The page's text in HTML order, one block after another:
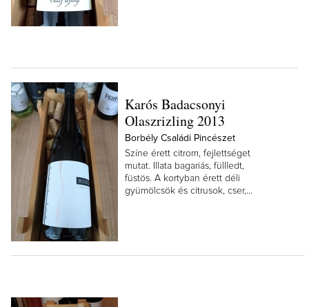
Karós Badacsonyi
Olaszrizling 2013
Borbély Családi Pincészet
Színe érett citrom, fejlettséget
mutat. Illata bagariás, füllledt,
füstös. A kortyban érett déli
gyümölcsök és citrusok, cser,...